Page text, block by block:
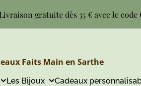
gratuite dès 35 € avec le code
Faits Main en Sarthe
Les Bijoux Cadeaux